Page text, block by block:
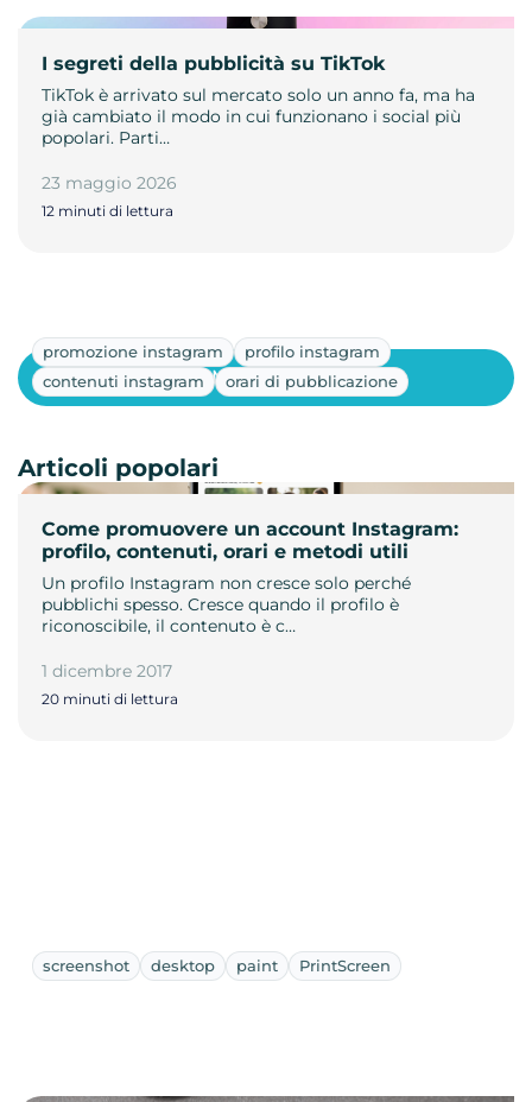
I segreti della pubblicità su TikTok
TikTok è arrivato sul mercato solo un anno fa, ma ha
già cambiato il modo in cui funzionano i social più
popolari. Parti…
23 maggio 2026
12 minuti di lettura
promozione instagram
profilo instagram
contenuti instagram
orari di pubblicazione
Come promuovere un account Instagram:
profilo, contenuti, orari e metodi utili
Un profilo Instagram non cresce solo perché
pubblichi spesso. Cresce quando il profilo è
riconoscibile, il contenuto è c…
1 dicembre 2017
20 minuti di lettura
Mostra altri
Articoli popolari
screenshot desktop paint PrintScreen